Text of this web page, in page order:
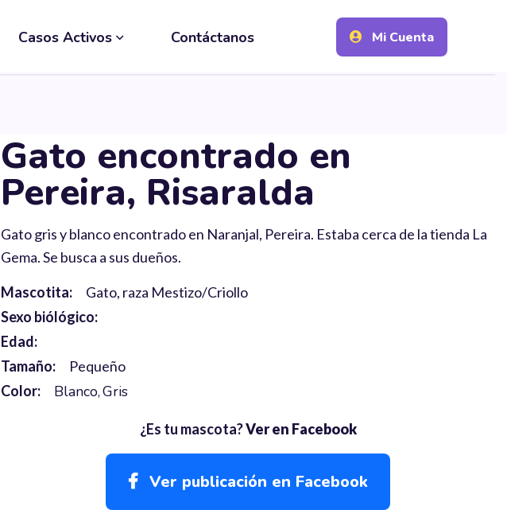
Casos Activos Contáctanos Mi Cuenta
Gato encontrado en
Pereira, Risaralda
Gato gris y blanco encontrado en Naranjal, Pereira. Estaba cerca de la tienda La
Gema. Se busca a sus dueños.
Mascotita:
Gato, raza Mestizo/Criollo
Sexo biólógico:
Edad:
Tamaño:
Pequeño
Color:
Blanco Gris
¿Es tu mascota?Ver en Facebook
Ver publicación en Facebook